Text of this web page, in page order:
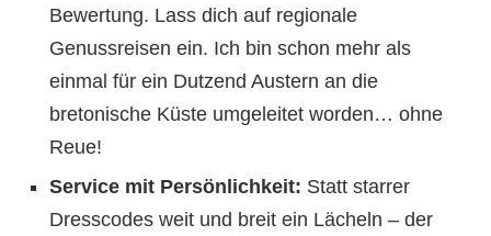
Bewertung. Lass dich auf regionale
Genussreisen ein. Ich bin schon mehr als
einmal für ein Dutzend Austern an die
bretonische Küste umgeleitet worden… ohne
Reue!
Service mit Persönlichkeit: Statt starrer
Dresscodes weit und breit ein Lächeln – der